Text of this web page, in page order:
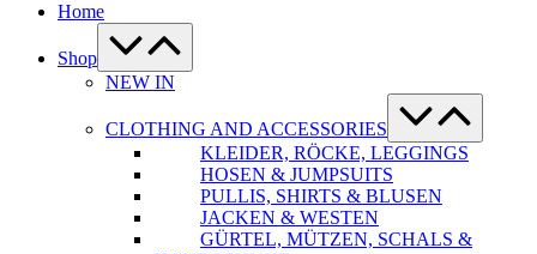
Home
Shop
Menü-
Schalter
NEW IN
CLOTHING AND ACCESSORIES
Menü-
Schalter
KLEIDER, RÖCKE, LEGGINGS
HOSEN & JUMPSUITS
PULLIS, SHIRTS & BLUSEN
JACKEN & WESTEN
GÜRTEL, MÜTZEN, SCHALS &